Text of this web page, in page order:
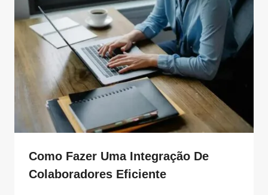
Como Fazer Uma Integração De
Colaboradores Eficiente